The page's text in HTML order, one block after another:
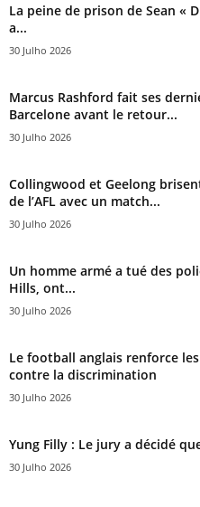
La peine de prison de Sean «
a...
30 Julho 2026
Marcus Rashford fait ses
Barcelone avant le retour...
30 Julho 2026
Collingwood et Geelong
de l’AFL avec un match...
30 Julho 2026
Un homme armé a tué des
Hills, ont...
30 Julho 2026
Le football anglais renforce
contre la discrimination
30 Julho 2026
Yung Filly : Le jury a décidé
30 Julho 2026